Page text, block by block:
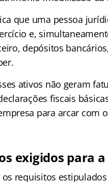
que uma pessoa
e,
depósitos
ativos não geram
fiscais
para arcar com
exigidos para
os requisitos